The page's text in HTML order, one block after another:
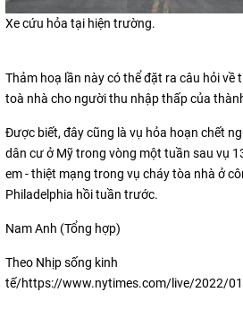
Xe cứu hỏa tại hiện trường.
Thảm hoạ lần này có thể đặt ra câu hỏi về
toà nhà cho người thu nhập thấp của
Được biết, đây cũng là vụ hỏa hoạn chết
dân cư ở Mỹ trong vòng một tuần sau vụ
em - thiệt mạng trong vụ cháy tòa nhà ở
Philadelphia hồi tuần trước.
Nam Anh (Tổng hợp)
Theo Nhịp sống kinh
tế/https://www.nytimes.com/live/2022/